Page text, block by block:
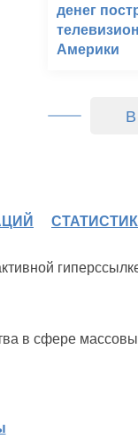
денег
Америки
в сфере